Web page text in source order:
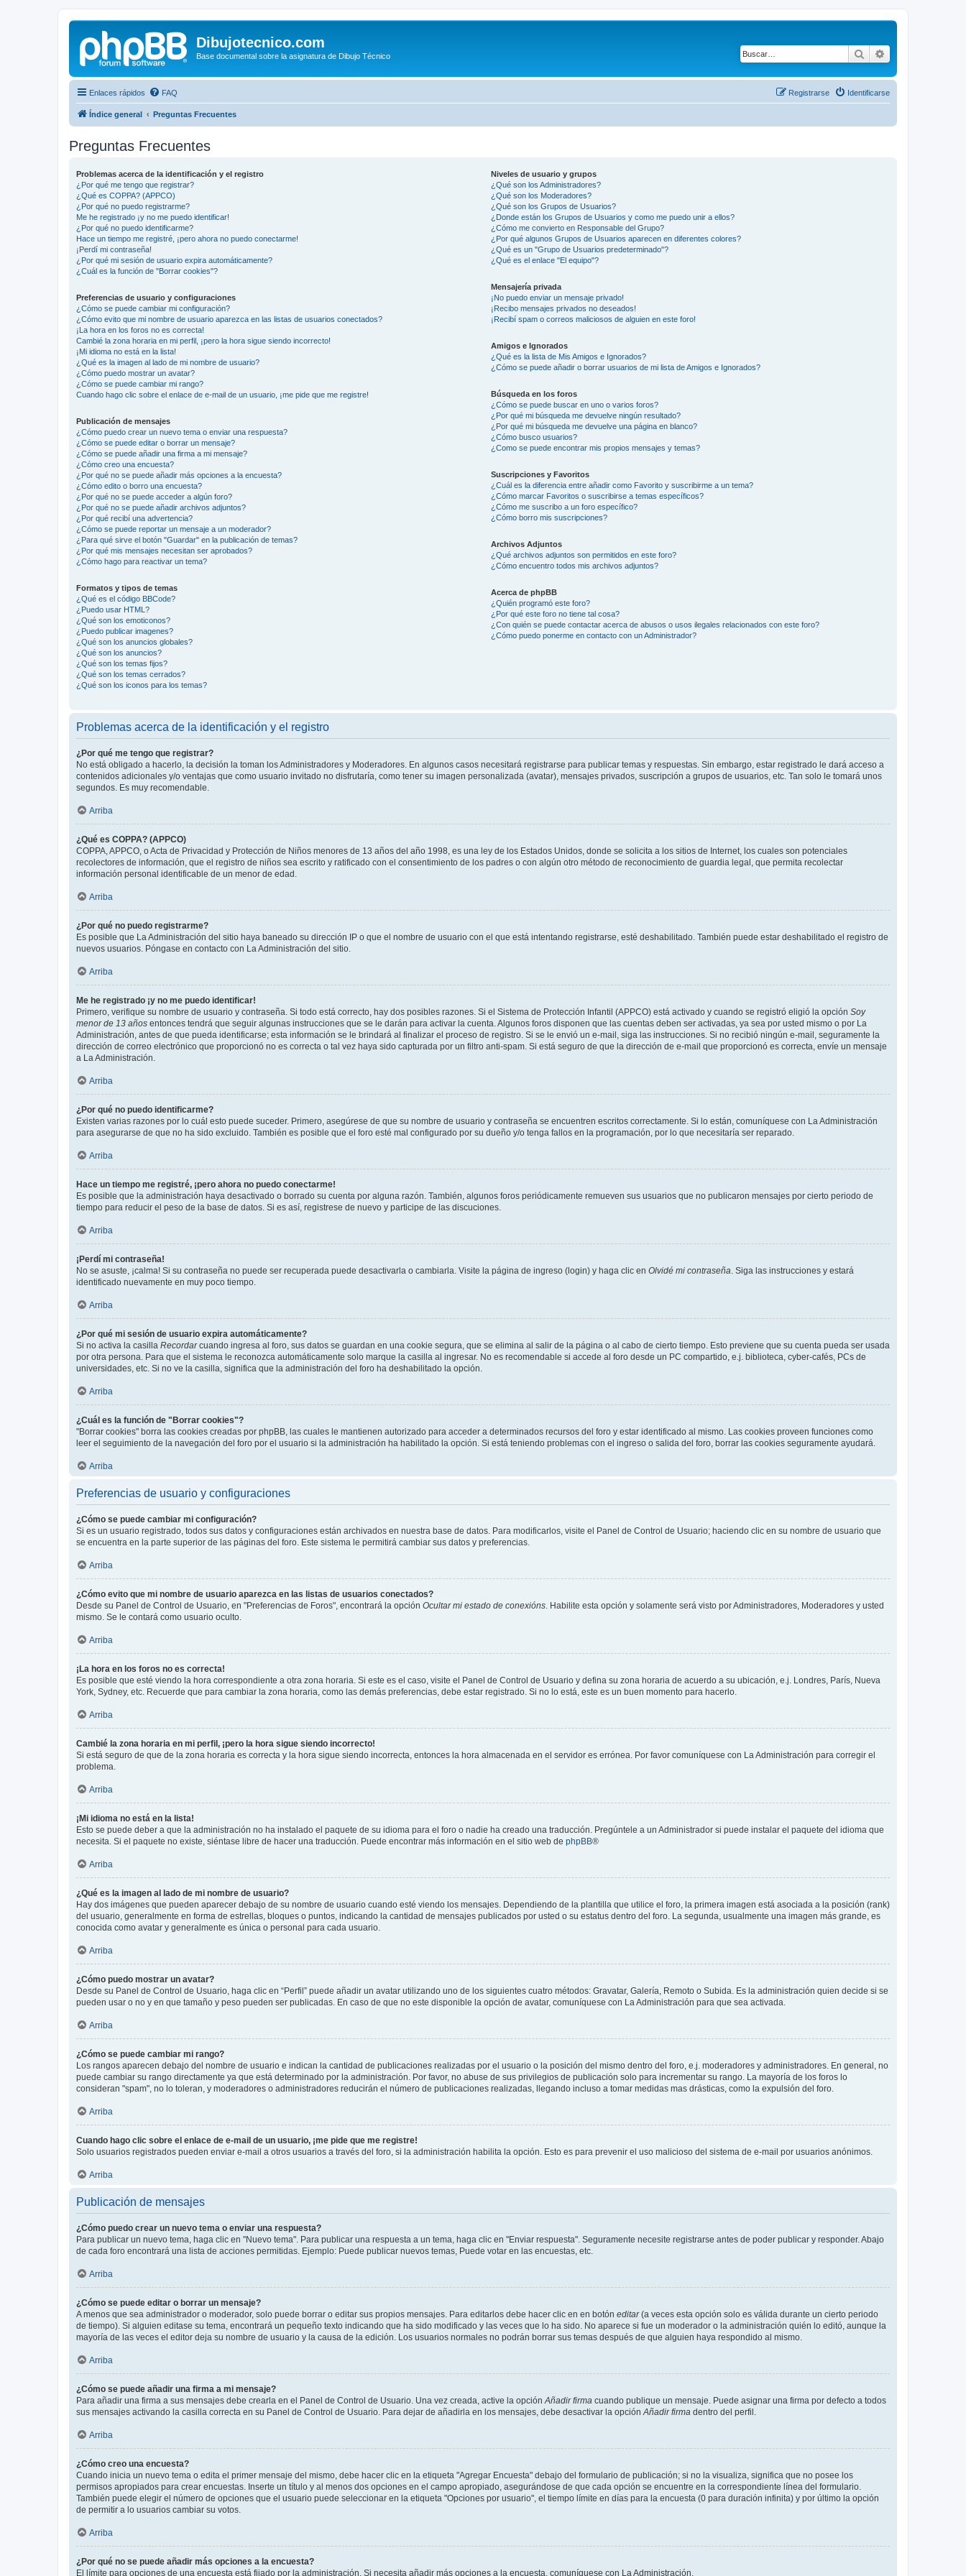
Dibujotecnico.com
Base documental sobre la asignatura de Dibujo Técnico Buscar
Enlaces rápidos FAQ Identificarse
Registrarse
Índice general Preguntas Frecuentes
Preguntas Frecuentes
Problemas acerca de la identificación y el registro
¿Por qué me tengo que registrar?
¿Qué es COPPA? (APPCO)
¿Por qué no puedo registrarme?
Me he registrado ¡y no me puedo identificar!
¿Por qué no puedo identificarme?
Hace un tiempo me registré, ¡pero ahora no puedo conectarme!
¡Perdí mi contraseña!
¿Por qué mi sesión de usuario expira automáticamente?
¿Cuál es la función de "Borrar cookies"?
Preferencias de usuario y configuraciones
¿Cómo se puede cambiar mi configuración?
¿Cómo evito que mi nombre de usuario aparezca en las listas de usuarios conectados?
¡La hora en los foros no es correcta!
Cambié la zona horaria en mi perfil, ¡pero la hora sigue siendo incorrecto!
¡Mi idioma no está en la lista!
¿Qué es la imagen al lado de mi nombre de usuario?
¿Cómo puedo mostrar un avatar?
¿Cómo se puede cambiar mi rango?
Cuando hago clic sobre el enlace de e-mail de un usuario, ¡me pide que me registre!
Publicación de mensajes
¿Cómo puedo crear un nuevo tema o enviar una respuesta?
¿Cómo se puede editar o borrar un mensaje?
¿Cómo se puede añadir una firma a mi mensaje?
¿Cómo creo una encuesta?
¿Por qué no se puede añadir más opciones a la encuesta?
¿Cómo edito o borro una encuesta?
¿Por qué no se puede acceder a algún foro?
¿Por qué no se puede añadir archivos adjuntos?
¿Por qué recibí una advertencia?
¿Cómo se puede reportar un mensaje a un moderador?
¿Para qué sirve el botón "Guardar" en la publicación de temas?
¿Por qué mis mensajes necesitan ser aprobados?
¿Cómo hago para reactivar un tema?
Formatos y tipos de temas
¿Qué es el código BBCode?
¿Puedo usar HTML?
¿Qué son los emoticonos?
¿Puedo publicar imagenes?
¿Qué son los anuncios globales?
¿Qué son los anuncios?
¿Qué son los temas fijos?
¿Qué son los temas cerrados?
¿Qué son los iconos para los temas?
Niveles de usuario y grupos
¿Qué son los Administradores?
¿Qué son los Moderadores?
¿Qué son los Grupos de Usuarios?
¿Donde están los Grupos de Usuarios y como me puedo unir a ellos?
¿Cómo me convierto en Responsable del Grupo?
¿Por qué algunos Grupos de Usuarios aparecen en diferentes colores?
¿Qué es un "Grupo de Usuarios predeterminado"?
¿Qué es el enlace "El equipo"?
Mensajería privada
¡No puedo enviar un mensaje privado!
¡Recibo mensajes privados no deseados!
¡Recibí spam o correos maliciosos de alguien en este foro!
Amigos e Ignorados
¿Qué es la lista de Mis Amigos e Ignorados?
¿Cómo se puede añadir o borrar usuarios de mi lista de Amigos e Ignorados?
Búsqueda en los foros
¿Cómo se puede buscar en uno o varios foros?
¿Por qué mi búsqueda me devuelve ningún resultado?
¿Por qué mi búsqueda me devuelve una página en blanco?
¿Cómo busco usuarios?
¿Como se puede encontrar mis propios mensajes y temas?
Suscripciones y Favoritos
¿Cuál es la diferencia entre añadir como Favorito y suscribirme a un tema?
¿Cómo marcar Favoritos o suscribirse a temas específicos?
¿Cómo me suscribo a un foro específico?
¿Cómo borro mis suscripciones?
Archivos Adjuntos
¿Qué archivos adjuntos son permitidos en este foro?
¿Cómo encuentro todos mis archivos adjuntos?
Acerca de phpBB
¿Quién programó este foro?
¿Por qué este foro no tiene tal cosa?
¿Con quién se puede contactar acerca de abusos o usos ilegales relacionados con este foro?
¿Cómo puedo ponerme en contacto con un Administrador?
Problemas acerca de la identificación y el registro
¿Por qué me tengo que registrar?
No está obligado a hacerlo, la decisión la toman los Administradores y Moderadores. En algunos casos necesitará registrarse para publicar temas y respuestas. Sin embargo, estar registrado le dará acceso a
contenidos adicionales y/o ventajas que como usuario invitado no disfrutaría, como tener su imagen personalizada (avatar), mensajes privados, suscripción a grupos de usuarios, etc. Tan solo le tomará unos
segundos. Es muy recomendable.
Arriba
¿Qué es COPPA? (APPCO)
COPPA, APPCO, o Acta de Privacidad y Protección de Niños menores de 13 años del año 1998, es una ley de los Estados Unidos, donde se solicita a los sitios de Internet, los cuales son potenciales
recolectores de información, que el registro de niños sea escrito y ratificado con el consentimiento de los padres o con algún otro método de reconocimiento de guardia legal, que permita recolectar
información personal identificable de un menor de edad.
Arriba
¿Por qué no puedo registrarme?
Es posible que La Administración del sitio haya baneado su dirección IP o que el nombre de usuario con el que está intentando registrarse, esté deshabilitado. También puede estar deshabilitado el registro de
nuevos usuarios. Póngase en contacto con La Administración del sitio.
Arriba
Me he registrado ¡y no me puedo identificar!
Primero, verifique su nombre de usuario y contraseña. Si todo está correcto, hay dos posibles razones. Si el Sistema de Protección Infantil (APPCO) está activado y cuando se registró eligió la opción Soy
menor de 13 años entonces tendrá que seguir algunas instrucciones que se le darán para activar la cuenta. Algunos foros disponen que las cuentas deben ser activadas, ya sea por usted mismo o por La
Administración, antes de que pueda identificarse; esta información se le brindará al finalizar el proceso de registro. Si se le envió un e-mail, siga las instrucciones. Si no recibió ningún e-mail, seguramente la
dirección de correo electrónico que proporcionó no es correcta o tal vez haya sido capturada por un filtro anti-spam. Si está seguro de que la dirección de e-mail que proporcionó es correcta, envíe un mensaje
a La Administración.
Arriba
¿Por qué no puedo identificarme?
Existen varias razones por lo cuál esto puede suceder. Primero, asegúrese de que su nombre de usuario y contraseña se encuentren escritos correctamente. Si lo están, comuníquese con La Administración
para asegurarse de que no ha sido excluido. También es posible que el foro esté mal configurado por su dueño y/o tenga fallos en la programación, por lo que necesitaría ser reparado.
Arriba
Hace un tiempo me registré, ¡pero ahora no puedo conectarme!
Es posible que la administración haya desactivado o borrado su cuenta por alguna razón. También, algunos foros periódicamente remueven sus usuarios que no publicaron mensajes por cierto periodo de
tiempo para reducir el peso de la base de datos. Si es así, registrese de nuevo y participe de las discuciones.
Arriba
¡Perdí mi contraseña!
No se asuste, ¡calma! Si su contraseña no puede ser recuperada puede desactivarla o cambiarla. Visite la página de ingreso (login) y haga clic en Olvidé mi contraseña . Siga las instrucciones y estará
identificado nuevamente en muy poco tiempo.
Arriba
¿Por qué mi sesión de usuario expira automáticamente?
Si no activa la casilla Recordarcuando ingresa al foro, sus datos se guardan en una cookie segura, que se elimina al salir de la página o al cabo de cierto tiempo. Esto previene que su cuenta pueda ser usada
por otra persona. Para que el sistema le reconozca automáticamente solo marque la casilla al ingresar. No es recomendable si accede al foro desde un PC compartido, e.j. biblioteca, cyber-cafés, PCs de
universidades, etc. Si no ve la casilla, significa que la administración del foro ha deshabilitado la opción.
Arriba
¿Cuál es la función de "Borrar cookies"?
"Borrar cookies" borra las cookies creadas por phpBB, las cuales le mantienen autorizado para acceder a determinados recursos del foro y estar identificado al mismo. Las cookies proveen funciones como
leer el seguimiento de la navegación del foro por el usuario si la administración ha habilitado la opción. Si está teniendo problemas con el ingreso o salida del foro, borrar las cookies seguramente ayudará.
Arriba
Preferencias de usuario y configuraciones
¿Cómo se puede cambiar mi configuración?
Si es un usuario registrado, todos sus datos y configuraciones están archivados en nuestra base de datos. Para modificarlos, visite el Panel de Control de Usuario; haciendo clic en su nombre de usuario que
se encuentra en la parte superior de las páginas del foro. Este sistema le permitirá cambiar sus datos y preferencias.
Arriba
¿Cómo evito que mi nombre de usuario aparezca en las listas de usuarios conectados?
Desde su Panel de Control de Usuario, en "Preferencias de Foros", encontrará la opción Ocultar mi estado de conexións . Habilite esta opción y solamente será visto por Administradores, Moderadores y usted
mismo. Se le contará como usuario oculto.
Arriba
¡La hora en los foros no es correcta!
Es posible que esté viendo la hora correspondiente a otra zona horaria. Si este es el caso, visite el Panel de Control de Usuario y defina su zona horaria de acuerdo a su ubicación, e.j. Londres, París, Nueva
York, Sydney, etc. Recuerde que para cambiar la zona horaria, como las demás preferencias, debe estar registrado. Si no lo está, este es un buen momento para hacerlo.
Arriba
Cambié la zona horaria en mi perfil, ¡pero la hora sigue siendo incorrecto!
Si está seguro de que de la zona horaria es correcta y la hora sigue siendo incorrecta, entonces la hora almacenada en el servidor es errónea. Por favor comuníquese con La Administración para corregir el
problema.
Arriba
¡Mi idioma no está en la lista!
Esto se puede deber a que la administración no ha instalado el paquete de su idioma para el foro o nadie ha creado una traducción. Pregúntele a un Administrador si puede instalar el paquete del idioma que
necesita. Si el paquete no existe, siéntase libre de hacer una traducción. Puede encontrar más información en el sitio web de phpBB®
Arriba
¿Qué es la imagen al lado de mi nombre de usuario?
Hay dos imágenes que pueden aparecer debajo de su nombre de usuario cuando esté viendo los mensajes. Dependiendo de la plantilla que utilice el foro, la primera imagen está asociada a la posición (rank)
del usuario, generalmente en forma de estrellas, bloques o puntos, indicando la cantidad de mensajes publicados por usted o su estatus dentro del foro. La segunda, usualmente una imagen más grande, es
conocida como avatar y generalmente es única o personal para cada usuario.
Arriba
¿Cómo puedo mostrar un avatar?
Desde su Panel de Control de Usuario, haga clic en “Perfil” puede añadir un avatar utilizando uno de los siguientes cuatro métodos: Gravatar, Galería, Remoto o Subida. Es la administración quien decide si se
pueden usar o no y en que tamaño y peso pueden ser publicadas. En caso de que no este disponible la opción de avatar, comuníquese con La Administración para que sea activada.
Arriba
¿Cómo se puede cambiar mi rango?
Los rangos aparecen debajo del nombre de usuario e indican la cantidad de publicaciones realizadas por el usuario o la posición del mismo dentro del foro, e.j. moderadores y administradores. En general, no
puede cambiar su rango directamente ya que está determinado por la administración. Por favor, no abuse de sus privilegios de publicación solo para incrementar su rango. La mayoría de los foros lo
consideran "spam", no lo toleran, y moderadores o administradores reducirán el número de publicaciones realizadas, llegando incluso a tomar medidas mas drásticas, como la expulsión del foro.
Arriba
Cuando hago clic sobre el enlace de e-mail de un usuario, ¡me pide que me registre!
Solo usuarios registrados pueden enviar e-mail a otros usuarios a través del foro, si la administración habilita la opción. Esto es para prevenir el uso malicioso del sistema de e-mail por usuarios anónimos.
Arriba
Publicación de mensajes
¿Cómo puedo crear un nuevo tema o enviar una respuesta?
Para publicar un nuevo tema, haga clic en "Nuevo tema". Para publicar una respuesta a un tema, haga clic en "Enviar respuesta". Seguramente necesite registrarse antes de poder publicar y responder. Abajo
de cada foro encontrará una lista de acciones permitidas. Ejemplo: Puede publicar nuevos temas, Puede votar en las encuestas, etc.
Arriba
¿Cómo se puede editar o borrar un mensaje?
A menos que sea administrador o moderador, solo puede borrar o editar sus propios mensajes. Para editarlos debe hacer clic en en botón editar(a veces esta opción solo es válida durante un cierto periodo
de tiempo). Si alguien editase su tema, encontrará un pequeño texto indicando que ha sido modificado y las veces que lo ha sido. No aparece si fue un moderador o la administración quién lo editó, aunque la
mayoría de las veces el editor deja su nombre de usuario y la causa de la edición. Los usuarios normales no podrán borrar sus temas después de que alguien haya respondido al mismo.
Arriba
¿Cómo se puede añadir una firma a mi mensaje?
Para añadir una firma a sus mensajes debe crearla en el Panel de Control de Usuario. Una vez creada, active la opción Añadir firma cuando publique un mensaje. Puede asignar una firma por defecto a todos
sus mensajes activando la casilla correcta en su Panel de Control de Usuario. Para dejar de añadirla en los mensajes, debe desactivar la opción Añadir firma dentro del perfil.
Arriba
¿Cómo creo una encuesta?
Cuando inicia un nuevo tema o edita el primer mensaje del mismo, debe hacer clic en la etiqueta "Agregar Encuesta" debajo del formulario de publicación; si no la visualiza, significa que no posee los
permisos apropiados para crear encuestas. Inserte un título y al menos dos opciones en el campo apropiado, asegurándose de que cada opción se encuentre en la correspondiente línea del formulario.
También puede elegir el número de opciones que el usuario puede seleccionar en la etiqueta "Opciones por usuario", el tiempo límite en días para la encuesta (0 para duración infinita) y por último la opción
de permitir a lo usuarios cambiar su votos.
Arriba
¿Por qué no se puede añadir más opciones a la encuesta?
El límite para opciones de una encuesta está fijado por la administración. Si necesita añadir más opciones a la encuesta, comuníquese con La Administración.